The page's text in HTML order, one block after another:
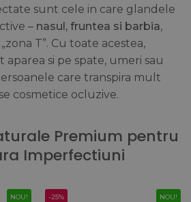
sunt cele in care glandele
– nasul, fruntea si barbia,
T”. Cu toate acestea,
si pe spate, umeri sau
care transpira mult
cosmetice ocluzive.
Premium pentru
Imperfectiuni
NOU! -25% NOU!